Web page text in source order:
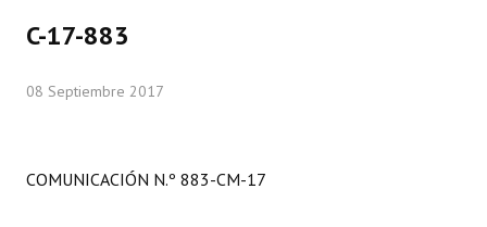
Comisiones Permanentes
C-17-883
08 Septiembre 2017
COMUNICACIÓN N.º 883-CM-17